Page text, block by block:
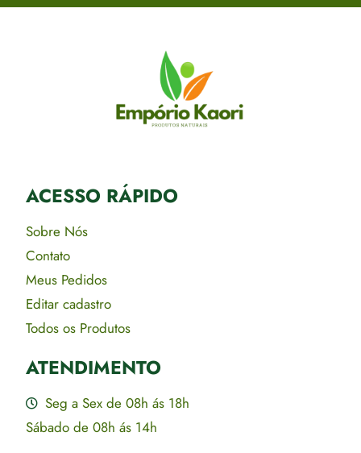
ACESSO RÁPIDO​
Sobre Nós
Contato
Meus Pedidos
Editar cadastro
Todos os Produtos
ATENDIMENTO
Seg a Sex de 08h ás 18h
Sábado de 08h ás 14h